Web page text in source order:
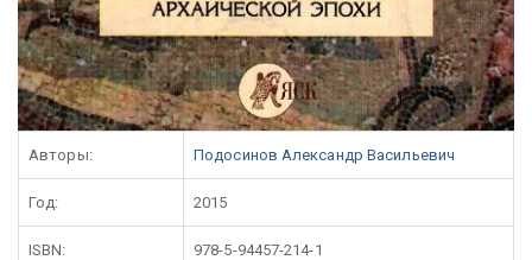
Авторы: Подосинов Александр Васильевич
Год: 2015
ISBN: 978-5-94457-214-1